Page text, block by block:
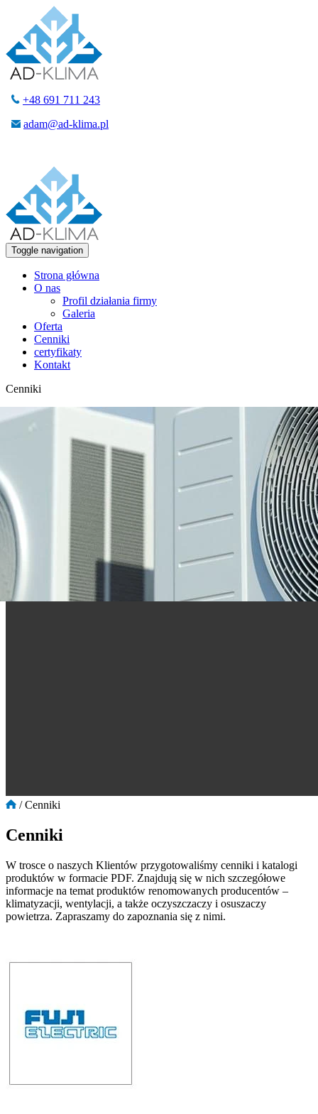
+48 691 711 243
adam@ad-klima.pl
Toggle navigation
Strona główna
O nas
Profil działania firmy
Galeria
Oferta
Cenniki
certyfikaty
Kontakt
Cenniki
/Cenniki
Cenniki
W trosce o naszych Klientów przygotowaliśmy cenniki i katalogi
produktów w formacie PDF. Znajdują się w nich szczegółowe
informacje na temat produktów renomowanych producentów –
klimatyzacji, wentylacji, a także oczyszczaczy i osuszaczy
powietrza. Zapraszamy do zapoznania się z nimi.